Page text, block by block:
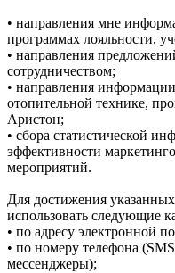
• направления мне
программах лояльности,
• направления
сотрудничеством;
• направления
отопительной технике,
Аристон;
• сбора статистической
эффективности
мероприятий.
Для достижения
использовать следующие
• по адресу электронной
• по номеру телефона
мессенджеры);